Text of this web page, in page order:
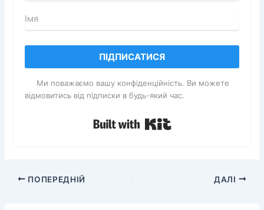
ПІДПИСАТИСЯ
Ми поважаємо вашу конфіденційність. Ви можете
відмовитись від підписки в будь-який час.
ПОПЕРЕДНІЙ ДАЛІ